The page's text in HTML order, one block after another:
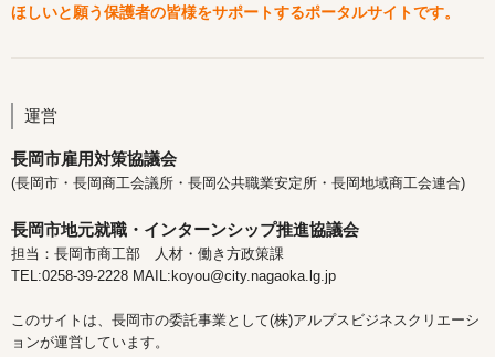
ほしいと願う保護者の皆様をサポートするポータルサイトです。
運営
長岡市雇用対策協議会
(長岡市・長岡商工会議所・長岡公共職業安定所・長岡地域商工会連合)
長岡市地元就職・インターンシップ推進協議会
担当：長岡市商工部 人材・働き方政策課
TEL:0258-39-2228 MAIL:koyou@city.nagaoka.lg.jp
このサイトは、長岡市の委託事業として(株)アルプスビジネスクリエーシ
ョンが運営しています。